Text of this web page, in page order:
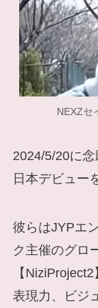
NEXZセ
2024/5/20に
日本デビュー
彼らはJYPエ
ク主催のグロ
【
表現力、ビジ